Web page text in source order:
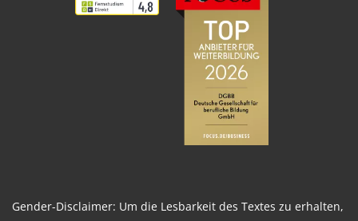
Gender-Disclaimer: Um die Lesbarkeit des Textes zu erhalten,